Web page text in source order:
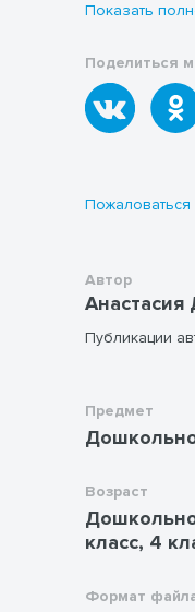
позволяет
творческих
Графические
развитию
конкретном
усидчивость.
точкам,
координатам.
раскраски, что
Показать
Поделиться
Пожаловаться
Автор
Анастасия
Публикации
Предмет
Возраст
класс, 4
Формат